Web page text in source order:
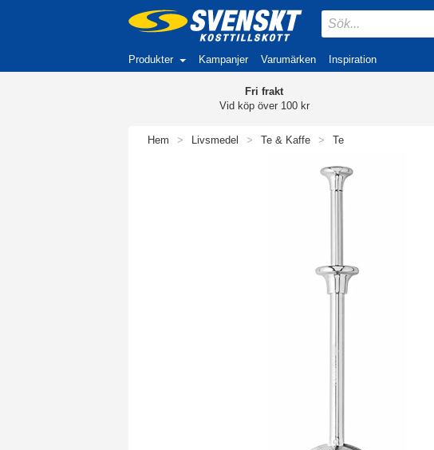
Produkter Kampanjer Varumärken Inspiration
Fri frakt
Vid köp över 100 kr
Hem > Livsmedel > Te & Kaffe > Te